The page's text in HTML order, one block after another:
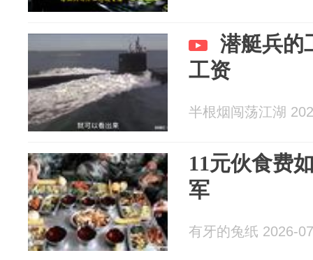
潜艇兵的
工资
半根烟闯荡江湖
11元伙食费
军
有牙的兔纸 2026-